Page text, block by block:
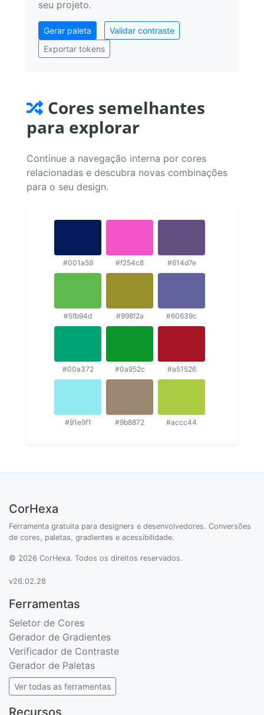
seu projeto.
Gerar paleta
Validar contraste
Exportar tokens
Cores semelhantes
para explorar
Continue a navegação interna por cores
relacionadas e descubra novas combinações
para o seu design.
#001a59 #f254c8 #614d7e
#5fb94d #998f2a #60639c
#00a372 #0a952c #a51526
#91e9f1 #9b8872 #accc44
CorHexa
Ferramenta gratuita para designers e desenvolvedores. Conversões
de cores, paletas, gradientes e acessibilidade.
© 2026 CorHexa. Todos os direitos reservados.
v26.02.28
Ferramentas
Seletor de Cores
Gerador de Gradientes
Verificador de Contraste
Gerador de Paletas
Ver todas as ferramentas
Recursos